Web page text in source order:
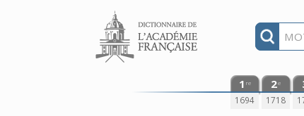
Aller au contenu
1 re
1694
2e
1718